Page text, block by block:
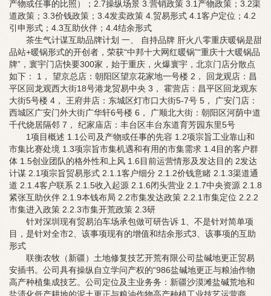
产物或任事的比照）；2.7操纵场景 3.营销政策 3.1产物政策；3.2渠
道政策；3.3价钱政策；3.4发卖政策 4.贸易形式 4.1客户定位；4.2
引申形式；4.3互助伙伴；4.4结余形式
茶生气计谋互助品牌计划 一、 自持品牌 肝火八零重庆暖锅是甜
品站+暖锅形式的开创者，荣获“中邦十大网红暖锅”“重庆十大暖锅品
牌”，寰宇门店快要300家，始于重庆，火爆寰宇，北京门店分散点
如下： 1， 望京总店：朝阳区望京花家地一号楼 2， 回龙观店：昌
平区回龙观西大街18号港龙贸易中央 3， 霍营店：昌平区回龙观东
大街5号楼 4， 王府井店：东城区灯市口大街5-7号 5， 广安门店：
西城区广安门外大街广华轩6号楼 6， 广顺北大街：朝阳区河荫中道
千代烧居隔邻 7， 纪家庙店：丰台区丰台东道育芳园东里5号
1项目概述 1.1公司及产物或任事的先容 1.2项宗旨工业靠山和
市集比赛处境 1.3项宗旨市集机遇和有用的市集需求 1.4目的客户群
体 1.5创业团队的格外性和上风 1.6目前运营情形及发达目的 2发达
计谋 2.1项宗旨贸易形式 2.1.1客户细分 2.1.2价钱意睹 2.1.3渠道通
道 2.1.4客户联系 2.1.5收入起源 2.1.6闭头营业 2.1.7中央资源 2.1.8
紧张互助伙伴 2.1.9本钱布局 2.2市集发达政策 2.2.1市集定位 2.2.2
市集进入政策 2.2.3市集开荒政策 2.3研
针对深圳现有贸易泊车场承包做可研告诉 1、不是针对简单项
目，是针对全市2、该事项现有的增值和结余形式3、该事项的互助
形式
联衡农牧（新疆）土地修复技艺开荒有限公司盐碱地更正贸易
安插书。公司具有操纵自立学问产权的“986盐碱地更正与粮油作物
高产种植集成技艺。公司定位及主业务务：新疆沙漠滩盐碱荒地和
盐渍化低产耕地的泥土更正与粮油作物高产种植工业技艺运营商。